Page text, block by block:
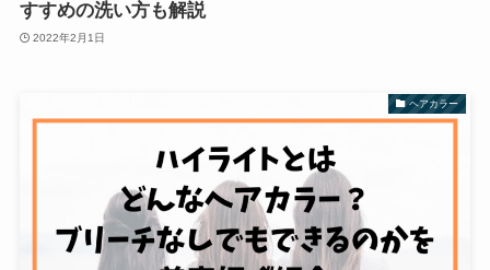
すすめの洗い方も解説
2022年2月1日
ヘアカラー